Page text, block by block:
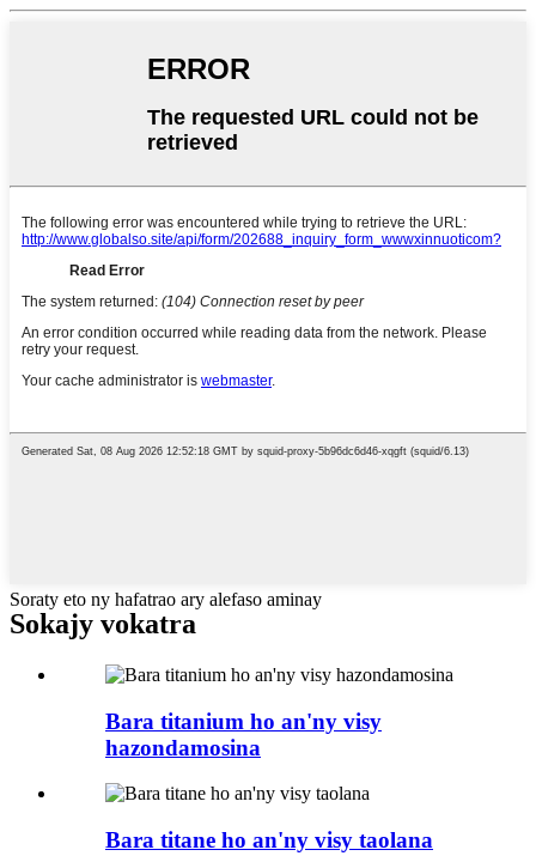
Soraty eto ny hafatrao ary alefaso aminay
Sokajy vokatra
Bara titanium ho an'ny visy
hazondamosina
Bara titane ho an'ny visy taolana